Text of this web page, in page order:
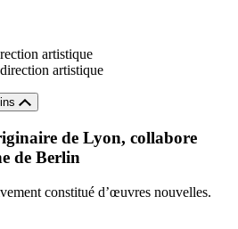
artistique
direction artistique
de Lyon, collabore
de Berlin
constitué d’œuvres nouvelles.